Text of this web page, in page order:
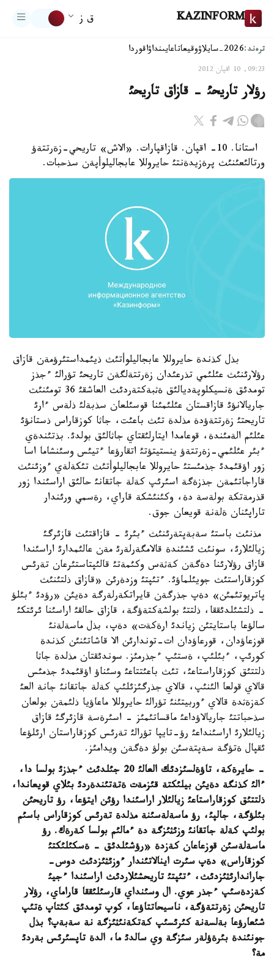
KAZINFORM ق ز
ترەند:2026-سايلاۋ وقيعاتاعايىنداۋاقوردا
09:23, 10 اقپان 2012
رؤلار تاريحئ - قازاق تاريحئ
استانا. 10- اقپان. قازاقپارات. «الاش» تاريحي-زةرتتةؤ
ورتالئعئنئث پرةزيدةنتئ حايروللا عابجاليلوأپةن سذحبات.
بذل كذندة حايروللا عابجاليلوأتئث ذيئمداستئرؤمةن قازاق
رؤلارئنئث عئلئمي تذرعئدان زةرتتةلگةن تاريحئ تؤرالئ ءجذز
تومدئق ةنسيكلوپةديالئق ةثبةكتةردئث العاشقئ 36 تومئنئث
جاريالانؤئ قازاقستان عئلئمئنا قوسئلعان سذبةلئ ذلةس ءارئ
تاريحتئ زةرتتةؤدة مذلدة تئث باعئت، جاثا كوزقاراس ذستانؤئ
عئلئم الةمئندة، قوعامدا ايتارلئقتاي جاثالئق بولدئ. بذتئندةي
ءبئر عئلئمي-زةرتتةؤ ينستيتؤتئ اتقارؤعا ءتيئس وسئنشاما اسا
زور اؤقئمدئ جذمئستئ حايروللا عابجاليلوأتئث تئكةلةي ءوزئنئث
قاراجاتئمةن جذزةگة اسئرئپ كةلة جاتقانئ حالئق اراسئندا زور
قذرمةتكة بولةسة دة، وكئنئشكة قاراي، رةسمي ورئندار
تاراپئنان ةلةنة قويعان جوق.
مذنئث باستئ سةبةپتةرئنئث ءبئرئ - قازاقتئث قازئرگئ
زيالئلارئ، سونئث ئشئندة قالامگةرلةرئ مةن عالئمدارئ اراسئندا
قازاق رؤلارئنا دةگةن كةثةس وكئمةتئ قالئپتاستئرعان تةرئس
كوزقاراستئث جويئلماؤئ. ءتئپتئ وزدةرئن «قازاق ذلتئنئث
پاتريوتئمئن» دةپ جذرگةن قايراتكةرلةرگة دةيئن «رؤدئ ءبئلؤ
- ذلتشئلدئققا، ذلتتئ بولشةكتةؤگة، قازاق حالقئ اراسئنا ئرئتكئ
سالؤعا باستايتئن زياندئ ارةكةت» دةپ، بذل ماسةلةنئ
قوزعاؤدان، قورعاؤدان ات-توندارئن الا قاشاتئنئن كذندة
كورئپ، ءبئلئپ، ةستئپ ءجذرمئز. سوندئقتان مذلدة جاثا
ذلتتئق كوزقاراستاعئ، تئث باعئتتاعئ وسئناؤ اؤقئمدئ جذمئس
قالاي قولعا الئنئپ، قالاي جذرگئزئلئپ كةلة جاتقانئ جانة العئ
كةزةثدة قالاي ءوربيتئنئ تؤرالئ حايروللا ماعاؤيا ذلئمةن بولعان
سذحباتتئ جاريالاؤداعئ ماقساتئمئز - اسئرةسة قازئرگئ قازاق
زيالئلارئ اراسئنداعئ رؤ-تايپا تؤرالئ تةرئس كوزقاراستان ارئلؤعا
ئقپال ةتؤگة سةپتةسئن بولؤ دةگةن ويدامئز.
- حايرةكة، تاؤةلسئزدئك العالئ 20 جئلدئث ءجذزئ بولسا دا،
ءالئ كذنگة دةيئن بيلئكتة قئزمةت ةتةتئندةردئ بئلاي قويعاندا،
ذلتتئق كوزقاراستاعئ زيالئلار اراسئندا رؤئن ايتؤعا، رؤ تاريحئن
بئلؤگة، جالپئ، رؤ ماسةلةسئنة مذلدة تةرئس كوزقاراس باسئم
بولئپ كةلة جاتقانئ وزئثئزگة دة ءمالئم بولسا كةرةك. رؤ
ماسةلةسئن قوزعاعان كةزدة «رؤشئلدئق - ةسكئلئكتئ
كوزقاراس» دةپ سئرت اينالاتئندار ءوزئثئزدئث دوس-
جاراندارئثئزدئث، ءتئپتئ تاريحشئلاردئث اراسئندا ءجيئ
كةزدةسئپ ءجذر عوي. ال وسئنداي قارسئلئققا قاراماي، رؤلار
تاريحئن زةرتتةؤگة، ناسيحاتتاؤعا، كوپ تومدئق كئتاپ ةتئپ
شئعارؤعا بةلسةنة كئرئسئپ كةتكةنئثئزگة نة سةبةپ؟ بذل
جونئندة بئرةؤلةر سئزگة وي سالدئ ما، الدة تاپسئرئس بةردئ
مة؟